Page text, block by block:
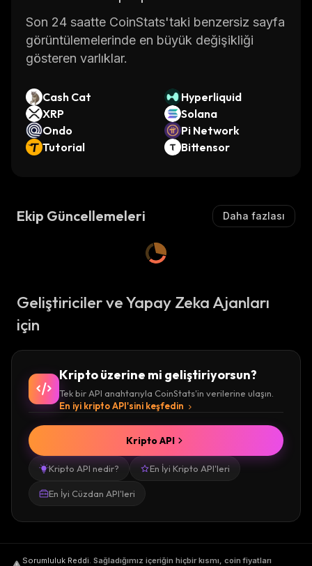
Son 24 saatte CoinStats'taki benzersiz sayfa
görüntülemelerinde en büyük değişikliği
gösteren varlıklar.
Cash Cat
Hyperliquid
XRP
Solana
Ondo
Pi Network
Tutorial
Bittensor
Ekip Güncellemeleri Daha fazlası
Geliştiriciler ve Yapay Zeka Ajanları
için
Kripto üzerine mi geliştiriyorsun?
Tek bir API anahtarıyla CoinStats'in verilerine ulaşın.
En iyi kripto API'sini keşfedin
Kripto API nedir? En İyi Kripto API'leri
En İyi Cüzdan API'leri
Kripto API
Sorumluluk Reddi. Sağladığımız içeriğin hiçbir kısmı, coin fiyatları